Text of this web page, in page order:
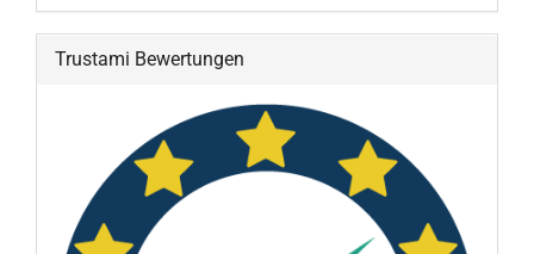
Trustami Bewertungen